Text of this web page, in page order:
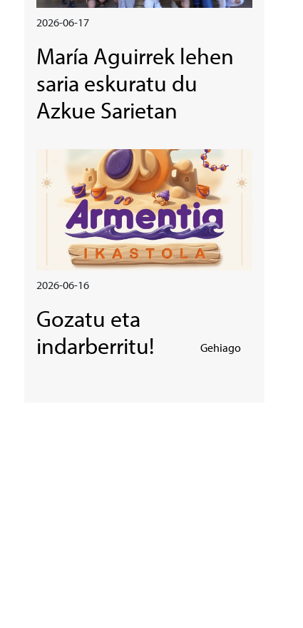
2026-06-17
María Aguirrek lehen
saria eskuratu du
Azkue Sarietan
2026-06-16
Gozatu eta
indarberritu!
Gehiago